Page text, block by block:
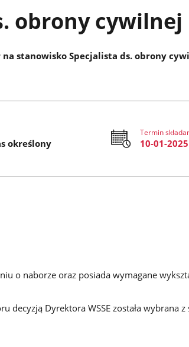
obrony cywilnej
na stanowisko Specjalista ds. obrony
określony
Termin
10-01-2025
o naborze oraz posiada wymagane
Dyrektora WSSE została wybrana